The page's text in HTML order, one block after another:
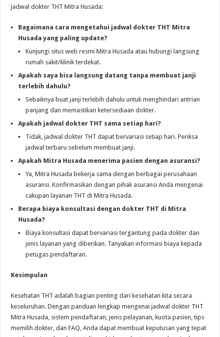
jadwal dokter THT Mitra Husada:
Bagaimana cara mengetahui jadwal dokter THT Mitra
Husada yang paling update?
Kunjungi situs web resmi Mitra Husada atau hubungi langsung
rumah sakit/klinik terdekat.
Apakah saya bisa langsung datang tanpa membuat janji
terlebih dahulu?
Sebaiknya buat janji terlebih dahulu untuk menghindari antrian
panjang dan memastikan ketersediaan dokter.
Apakah jadwal dokter THT sama setiap hari?
Tidak, jadwal dokter THT dapat bervariasi setiap hari. Periksa
jadwal terbaru sebelum membuat janji.
Apakah Mitra Husada menerima pasien dengan asuransi?
Ya, Mitra Husada bekerja sama dengan berbagai perusahaan
asuransi. Konfirmasikan dengan pihak asuransi Anda mengenai
cakupan layanan THT di Mitra Husada.
Berapa biaya konsultasi dengan dokter THT di Mitra
Husada?
Biaya konsultasi dapat bervariasi tergantung pada dokter dan
jenis layanan yang diberikan. Tanyakan informasi biaya kepada
petugas pendaftaran.
Kesimpulan
Kesehatan THT adalah bagian penting dari kesehatan kita secara
keseluruhan. Dengan panduan lengkap mengenai jadwal dokter THT
Mitra Husada, sistem pendaftaran, jenis pelayanan, kuota pasien, tips
memilih dokter, dan FAQ, Anda dapat membuat keputusan yang tepat